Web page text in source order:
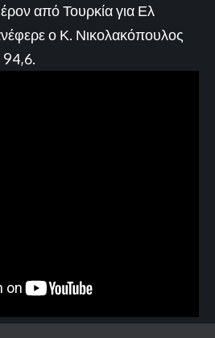
από Τουρκία για Ελ
ο Κ. Νικολακόπουλος